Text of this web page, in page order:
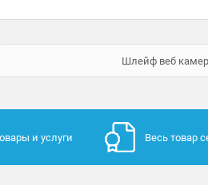
Шлейф веб
и услуги Весь товар